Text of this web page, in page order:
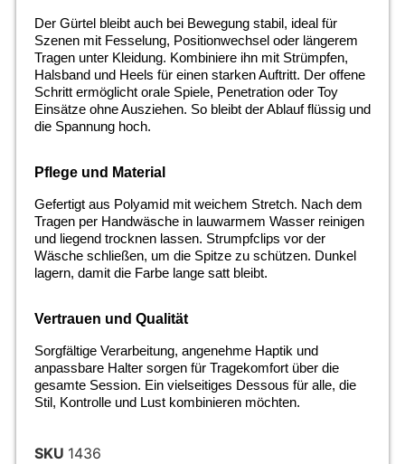
Der Gürtel bleibt auch bei Bewegung stabil, ideal für
Szenen mit Fesselung, Positionwechsel oder längerem
Tragen unter Kleidung. Kombiniere ihn mit Strümpfen,
Halsband und Heels für einen starken Auftritt. Der offene
Schritt ermöglicht orale Spiele, Penetration oder Toy
Einsätze ohne Ausziehen. So bleibt der Ablauf flüssig und
die Spannung hoch.
Pflege und Material
Gefertigt aus Polyamid mit weichem Stretch. Nach dem
Tragen per Handwäsche in lauwarmem Wasser reinigen
und liegend trocknen lassen. Strumpfclips vor der
Wäsche schließen, um die Spitze zu schützen. Dunkel
lagern, damit die Farbe lange satt bleibt.
Vertrauen und Qualität
Sorgfältige Verarbeitung, angenehme Haptik und
anpassbare Halter sorgen für Tragekomfort über die
gesamte Session. Ein vielseitiges Dessous für alle, die
Stil, Kontrolle und Lust kombinieren möchten.
SKU 1436